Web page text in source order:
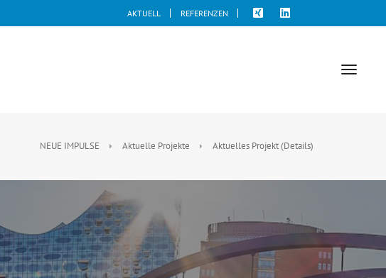
AKTUELL REFERENZEN
toggle
NEUE IMPULSE Aktuelle Projekte Aktuelles Projekt (Details)